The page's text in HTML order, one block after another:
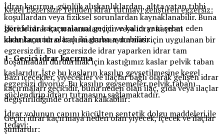
Kegel Egzersizi: Yeniden idrar tutmayı geliştiren egzersiz:
İleride idrar kaçırmamaları için veya idrar kaçıran
kadınların idrar kaçırmalarının durması için uygulanan bir
egzersizdir. Bu egzersizde idrar yaparken idrar tam
boşalmadan durdurmak için kastığımız kaslar pelvik taban
kaslarıdır. İşte bu kasların kasılıp gevşetilmesine kegel
egzersizi diyoruz. Bu kasılıp gevşemeler pelvik tabanı
güçlendirip idrarı tutmasını sağlamaktadır.
İdrar yolunun çapını küçülten sentetik dolgu maddeleri ile
tedavi:
İdrar kaçırma, günlük alışkanlıklardan, altta yatan tıbbi
koşullardan veya fiziksel sorunlardan kaynaklanabilir. Buna
göre idrar kaçırmalarını geçici ve kalıcı yani sebat eden
idrar kaçırma olarak iki gruba ayırabiliriz.
1- Geçici idrar kaçırma
Bazı içecekler, yiyecekler ve ilaçlar bağlı olarak gelişen idrar
kaçırmaları geçicidir, buna neden olan ilaç, gıda veya ilaçlar
değiştirildiğinde ortadan kalkabilir:
Geçici idrar kaçırmaya neden olan yiyecek, içecek ve ilaçlar
şunlardır: